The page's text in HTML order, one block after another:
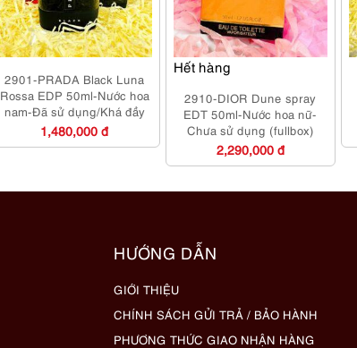
2901-PRADA Black Luna
Rossa EDP 50ml-Nước hoa
nam-Đã sử dụng/Khá đầy
1,480,000 đ
Hết hàng
2910-DIOR Dune spray
EDT 50ml-Nước hoa nữ-
Chưa sử dụng (fullbox)
2,290,000 đ
HƯỚNG DẪN
GIỚI THIỆU
CHÍNH SÁCH GỬI TRẢ / BẢO HÀNH
PHƯƠNG THỨC GIAO NHẬN HÀNG